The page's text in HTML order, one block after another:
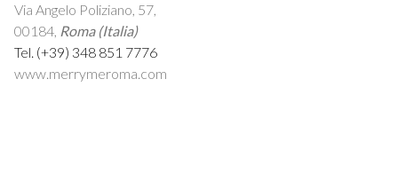
Via Angelo Poliziano, 57,
00184, Roma (Italia)
Tel. (+39) 348 851 7776
www.merrymeroma.com